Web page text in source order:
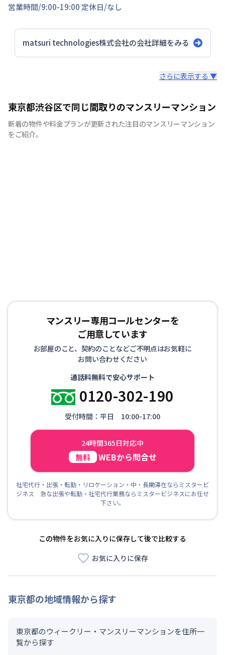
営業時間/9:00-19:00 定休日/なし
matsuri technologies株式会社の会社詳細をみる
意味ある新産業を創り続ける
さらに表示する ▼
東京都渋谷区で同じ間取りのマンスリーマンション
新着の物件や料金プランが更新された注目のマンスリーマンション
をご紹介。
マンスリー専用コールセンターを
ご用意しています
お部屋のこと、契約のことなどご不明点はお気軽に
お問い合わせください
通話料無料で安心サポート
0120-302-190
受付時間：平日 10:00-17:00
24時間365日対応中
無料 WEBから問合せ
社宅代行・出張・転勤・リロケーション・中・長期滞在ならミスタービ
ジネス 急な出張や転勤・社宅代行業務ならミスタービジネスにお任せ
下さい。
この物件をお気に入りに保存して後で比較する
お気に入りに保存
東京都の地域情報から探す
東京都のウィークリー・マンスリーマンションを住所一
覧から探す